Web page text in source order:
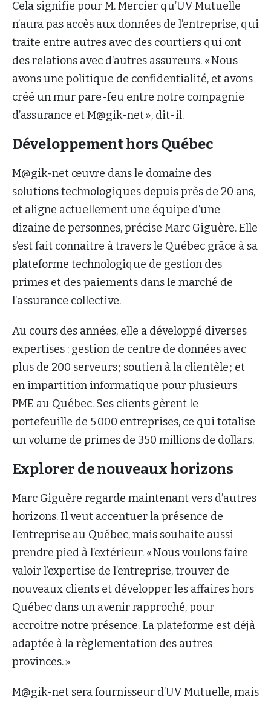
Cela signifie pour M. Mercier qu’UV Mutuelle
n’aura pas accès aux données de l’entreprise, qui
traite entre autres avec des courtiers qui ont
des relations avec d’autres assureurs. « Nous
avons une politique de confidentialité, et avons
créé un mur pare-feu entre notre compagnie
d’assurance et M@gik-net », dit-il.
Développement hors Québec
M@gik-net œuvre dans le domaine des
solutions technologiques depuis près de 20 ans,
et aligne actuellement une équipe d’une
dizaine de personnes, précise Marc Giguère. Elle
s’est fait connaitre à travers le Québec grâce à sa
plateforme technologique de gestion des
primes et des paiements dans le marché de
l’assurance collective.
Au cours des années, elle a développé diverses
expertises : gestion de centre de données avec
plus de 200 serveurs ; soutien à la clientèle ; et
en impartition informatique pour plusieurs
PME au Québec. Ses clients gèrent le
portefeuille de 5 000 entreprises, ce qui totalise
un volume de primes de 350 millions de dollars.
Explorer de nouveaux horizons
Marc Giguère regarde maintenant vers d’autres
horizons. Il veut accentuer la présence de
l’entreprise au Québec, mais souhaite aussi
prendre pied à l’extérieur. « Nous voulons faire
valoir l’expertise de l’entreprise, trouver de
nouveaux clients et développer les affaires hors
Québec dans un avenir rapproché, pour
accroitre notre présence. La plateforme est déjà
adaptée à la règlementation des autres
provinces. »
M@gik-net sera fournisseur d’UV Mutuelle, mais